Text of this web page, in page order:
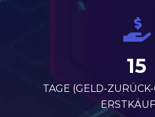
15
TAGE (GELD-